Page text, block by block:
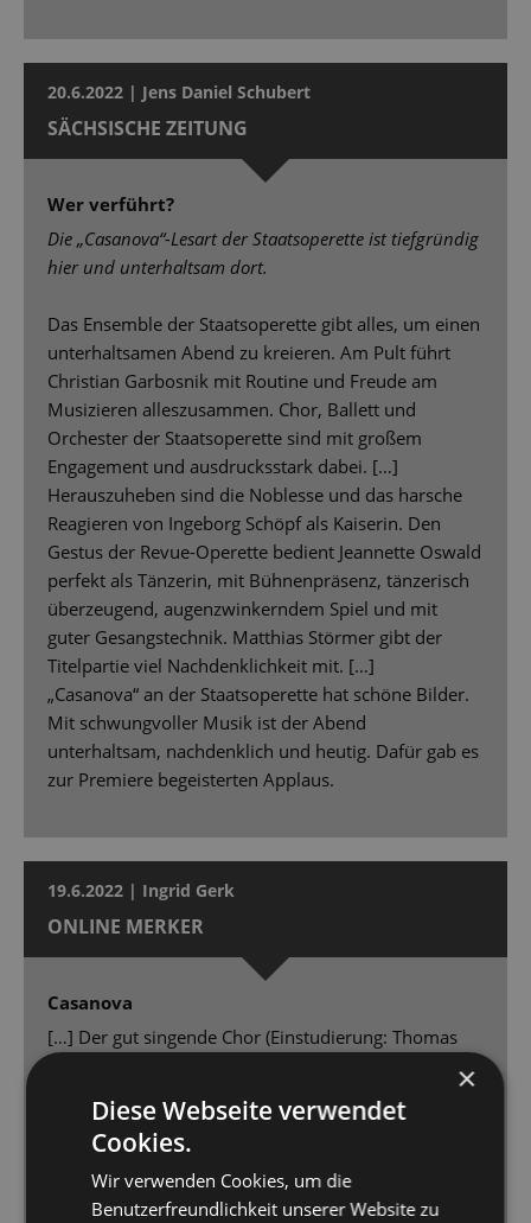
20.6.2022 | Jens Daniel Schubert
SÄCHSISCHE ZEITUNG
Wer verführt?
Die „Casanova“-Lesart der Staatsoperette ist tiefgründig
hier und unterhaltsam dort.
Das Ensemble der Staatsoperette gibt alles, um einen
unterhaltsamen Abend zu kreieren. Am Pult führt
Christian Garbosnik mit Routine und Freude am
Musizieren alleszusammen. Chor, Ballett und
Orchester der Staatsoperette sind mit großem
Engagement und ausdrucksstark dabei. […]
Herauszuheben sind die Noblesse und das harsche
Reagieren von Ingeborg Schöpf als Kaiserin. Den
Gestus der Revue-Operette bedient Jeannette Oswald
perfekt als Tänzerin, mit Bühnenpräsenz, tänzerisch
überzeugend, augenzwinkerndem Spiel und mit
guter Gesangstechnik. Matthias Störmer gibt der
Titelpartie viel Nachdenklichkeit mit. […]
„Casanova“ an der Staatsoperette hat schöne Bilder.
Mit schwungvoller Musik ist der Abend
unterhaltsam, nachdenklich und heutig. Dafür gab es
zur Premiere begeisterten Applaus.
19.6.2022 | Ingrid Gerk
ONLINE MERKER
Casanova
[…] Der gut singende Chor (Einstudierung: Thomas
Häschen in Wien (allzu wörtlich genommen),
Soldaten, Sittenpolizei, Nonnen usw. (Choreografie:
Jörn-Felix Alt) und das Orchester der Staatsoperette
(Musikalische Leitung: Christian Garbosnik) bildeten
×
Diese Webseite verwendet
Cookies.
Wir verwenden Cookies, um die
Benutzerfreundlichkeit unserer Website zu